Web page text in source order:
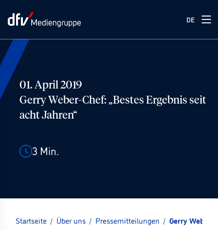
DE
01. April 2019
Gerry Weber-Chef: „Bestes Ergebnis seit
acht Jahren“
3 Min.
Startseite / Über uns / Pressemitteilungen / Gerry Weber-